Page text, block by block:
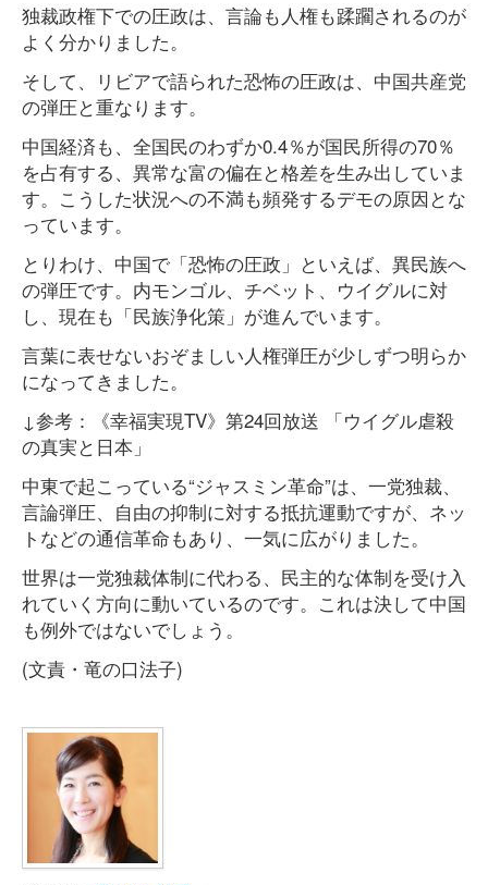
独裁政権下での圧政は、言論も人権も蹂躙されるのが
よく分かりました。
そして、リビアで語られた恐怖の圧政は、中国共産党
の弾圧と重なります。
中国経済も、全国民のわずか0.4％が国民所得の70％
を占有する、異常な富の偏在と格差を生み出していま
す。こうした状況への不満も頻発するデモの原因とな
っています。
とりわけ、中国で「恐怖の圧政」といえば、異民族へ
の弾圧です。内モンゴル、チベット、ウイグルに対
し、現在も「民族浄化策」が進んでいます。
言葉に表せないおぞましい人権弾圧が少しずつ明らか
になってきました。
↓参考：《幸福実現TV》第24回放送 「ウイグル虐殺
の真実と日本」
中東で起こっている“ジャスミン革命”は、一党独裁、
言論弾圧、自由の抑制に対する抵抗運動ですが、ネッ
トなどの通信革命もあり、一気に広がりました。
世界は一党独裁体制に代わる、民主的な体制を受け入
れていく方向に動いているのです。これは決して中国
も例外ではないでしょう。
(文責・竜の口法子)